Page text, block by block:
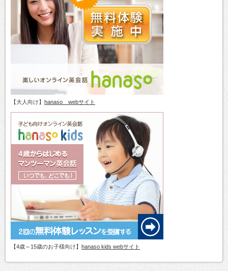
【大人向け】 hanaso webサイト
【4歳～15歳のお子様向け】 hanaso kids webサイト